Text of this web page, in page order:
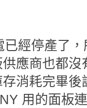
經停產了
應商也都
消耗完畢
用的面板